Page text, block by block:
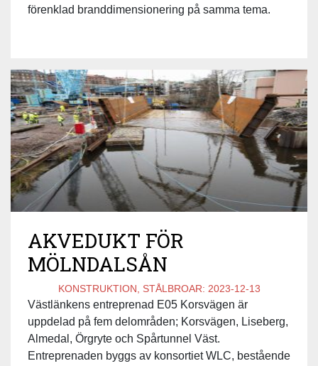
förenklad branddimensionering på samma tema.
AKVEDUKT FÖR
MÖLNDALSÅN
KONSTRUKTION, STÅLBROAR: 2023-12-13
Västlänkens entreprenad E05 Korsvägen är
uppdelad på fem delområden; Korsvägen, Liseberg,
Almedal, Örgryte och Spårtunnel Väst.
Entreprenaden byggs av konsortiet WLC, bestående